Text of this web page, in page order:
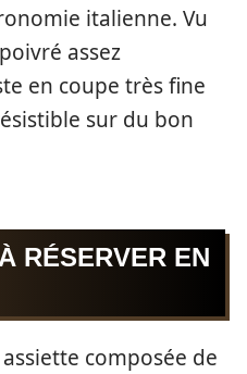
italienne. Vu
assez
en coupe très fine
sur du bon
RÉSERVER EN
composée de